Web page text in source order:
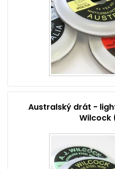
Australský drát -
Wilcock